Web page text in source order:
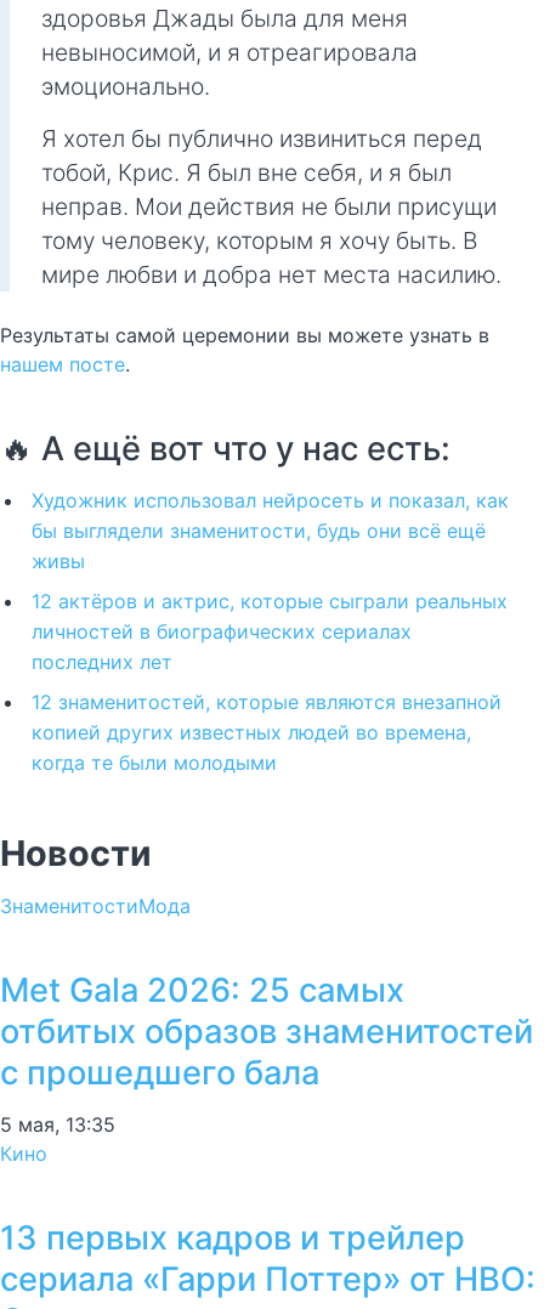
здоровья Джады была для меня
невыносимой, и я отреагировала
эмоционально.
Я хотел бы публично извиниться перед
тобой, Крис. Я был вне себя, и я был
неправ. Мои действия не были присущи
тому человеку, которым я хочу быть. В
мире любви и добра нет места насилию.
Результаты самой церемонии вы можете узнать в
нашем посте.
🔥 А ещё вот что у нас есть:
Художник использовал нейросеть и показал, как
бы выглядели знаменитости, будь они всё ещё
живы
12 актёров и актрис, которые сыграли реальных
личностей в биографических сериалах
последних лет
12 знаменитостей, которые являются внезапной
копией других известных людей во времена,
когда те были молодыми
Новости
ЗнаменитостиМода
Met Gala 2026: 25 самых
отбитых образов знаменитостей
с прошедшего бала
5 мая, 13:35
Кино
13 первых кадров и трейлер
сериала «Гарри Поттер» от HBO: